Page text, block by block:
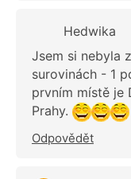
Hedwika
Jsem si nebyla
surovinách - 1
prvním místě je
Prahy.
Odpovědět